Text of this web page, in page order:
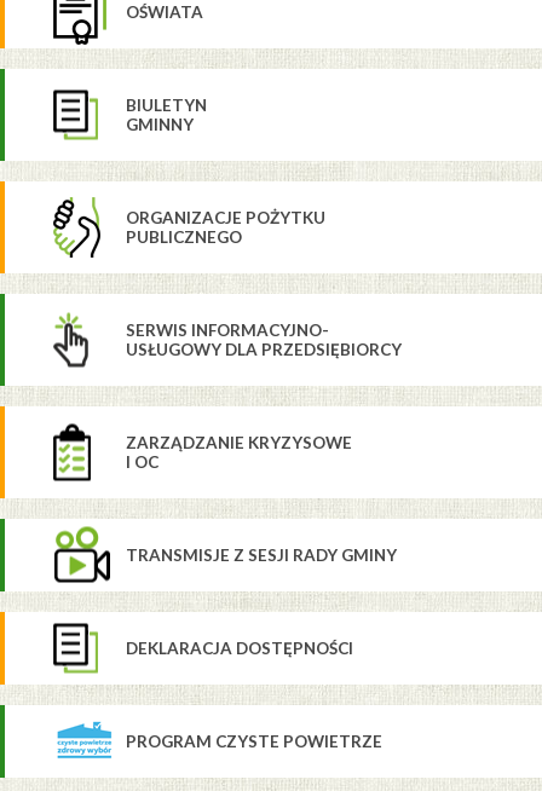
OŚWIATA
BIULETYN
GMINNY
ORGANIZACJE POŻYTKU
PUBLICZNEGO
SERWIS INFORMACYJNO-
USŁUGOWY DLA PRZEDSIĘBIORCY
ZARZĄDZANIE KRYZYSOWE
I OC
TRANSMISJE Z SESJI RADY GMINY
DEKLARACJA DOSTĘPNOŚCI
PROGRAM CZYSTE POWIETRZE